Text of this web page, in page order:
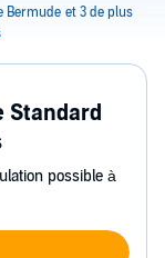
Standard
possible à